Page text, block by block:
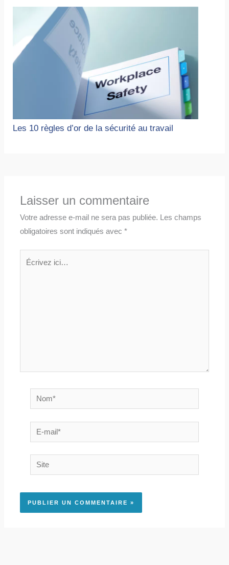
Les 10 règles d’or de la sécurité au travail
Laisser un commentaire
Votre adresse e-mail ne sera pas publiée.
Les champs
obligatoires sont indiqués avec*
Nom*
E-
mail*
Site